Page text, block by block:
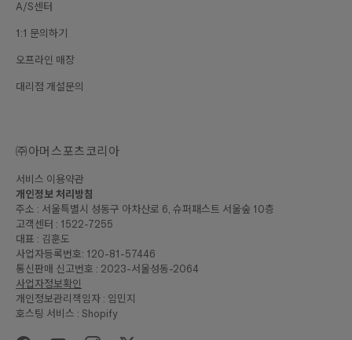
A/S센터
1:1 문의하기
오프라인 매장
대리점 개설문의
㈜아머스포츠코리아
서비스 이용약관
개인정보 처리방침
주소 : 서울특별시 성동구 아차산로 6, 슈퍼패스트 서울숲 10층
고객센터 : 1522-7255
대표 : 김훈도
사업자등록번호: 120-81-57446
통신판매 신고번호 : 2023-서울성동-2064
사업자정보확인
개인정보관리책임자 : 임민지
호스팅 서비스 : Shopify